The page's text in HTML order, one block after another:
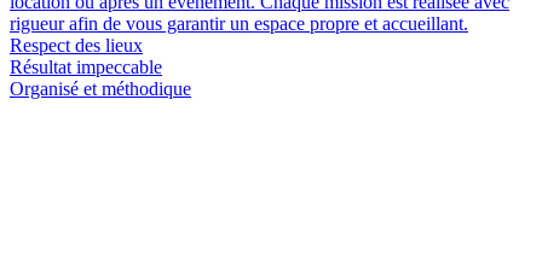
rigueur afin de vous garantir un espace propre et accueillant.
Respect des lieux
Résultat impeccable
Organisé et méthodique